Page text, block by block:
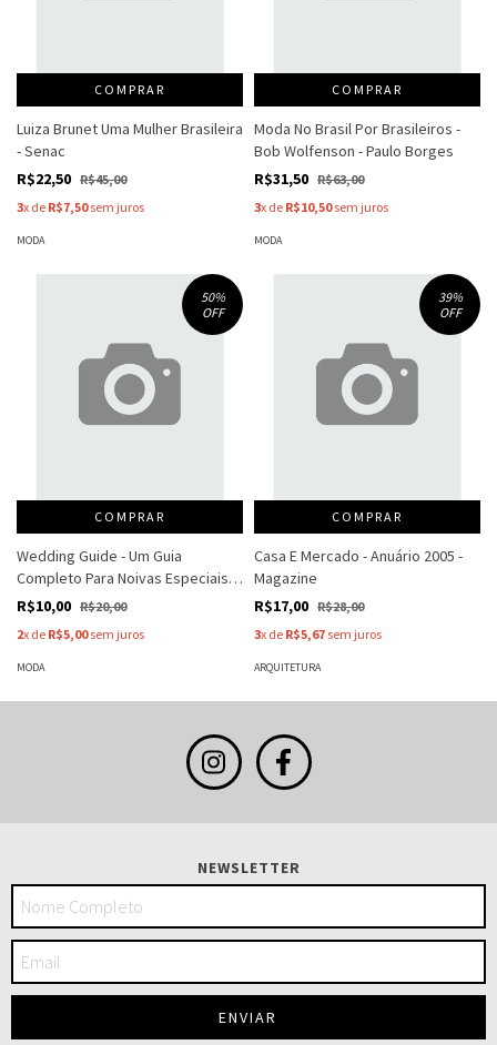
COMPRAR
Luiza Brunet Uma Mulher Brasileira
- Senac
R$22,50 R$45,00
3x de R$7,50sem juros
MODA
COMPRAR
Moda No Brasil Por Brasileiros -
Bob Wolfenson - Paulo Borges
R$31,50 R$63,00
3x de R$10,50sem juros
MODA
50%
OFF
COMPRAR
Wedding Guide - Um Guia
Completo Para Noivas Especiais -
Bbd
R$10,00 R$20,00
2x de R$5,00sem juros
MODA
39%
OFF
COMPRAR
Casa E Mercado - Anuário 2005 -
Magazine
R$17,00 R$28,00
3x de R$5,67 sem juros
ARQUITETURA
NEWSLETTER